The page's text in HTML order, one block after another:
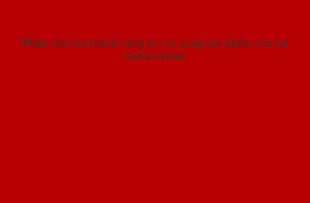
Phản hồi của khách hàng khi sử dụng sản phẩm cửa tại
SaiGonDoor